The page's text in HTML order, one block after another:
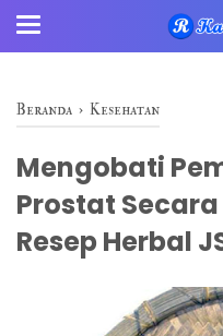
Beranda › Kesehatan
Mengobati
Prostat
Resep Herbal